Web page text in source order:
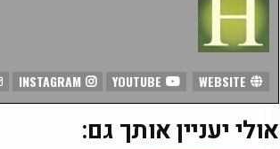
INSTAGRAM
אולי יעניין אותך גם: